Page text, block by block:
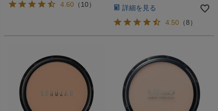
4.60 （10）
詳細を見る
4.50 （8）